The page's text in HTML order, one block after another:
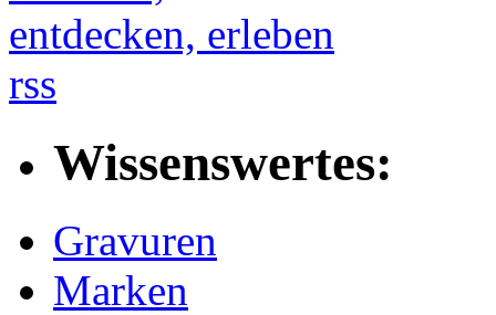
rss
Wissenswertes:
Gravuren
Marken